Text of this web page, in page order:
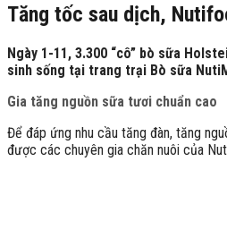
Tăng tốc sau dịch,
Ngày 1-11, 3.300 “cô” bò sữa
sinh sống tại trang trại Bò sữa
Gia tăng nguồn sữa tươi chuẩn cao
Để đáp ứng nhu cầu tăng đàn, tăng
được các chuyên gia chăn nuôi của